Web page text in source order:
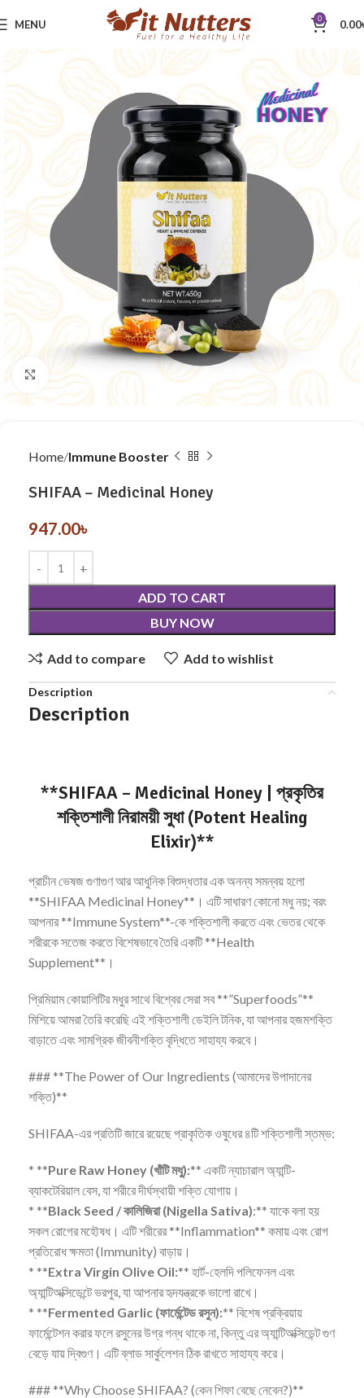
MENU 0 0.00
Click to enlarge
Home Immune Booster
SHIFAA – Medicinal Honey
947.00৳
ADD TO CART
BUY NOW
Add to compare Add to wishlist
Description
Description
**SHIFAA – Medicinal Honey | প্রকৃতির
শক্তিশালী নিরাময়ী সুধা (Potent Healing
Elixir)**
প্রাচীন ভেষজ গুণাগুণ আর আধুনিক বিশুদ্ধতার এক অনন্য সমন্বয় হলো
**SHIFAA Medicinal Honey**। এটি সাধারণ কোনো মধু নয়; বরং
আপনার **Immune System**-কে শক্তিশালী করতে এবং ভেতর থেকে
শরীরকে সতেজ করতে বিশেষভাবে তৈরি একটি **Health
Supplement**।
প্রিমিয়াম কোয়ালিটির মধুর সাথে বিশ্বের সেরা সব **”Superfoods”**
মিশিয়ে আমরা তৈরি করেছি এই শক্তিশালী ডেইলি টনিক, যা আপনার হজমশক্তি
বাড়াতে এবং সামগ্রিক জীবনীশক্তি বৃদ্ধিতে সাহায্য করবে।
### **The Power of Our Ingredients (আমাদের উপাদানের
শক্তি)**
SHIFAA-এর প্রতিটি জারে রয়েছে প্রাকৃতিক ওষুধের ৪টি শক্তিশালী স্তম্ভ:
* **Pure Raw Honey (খাঁটি মধু):** একটি ন্যাচারাল অ্যান্টি-
ব্যাকটেরিয়াল বেস, যা শরীরে দীর্ঘস্থায়ী শক্তি যোগায়।
* **Black Seed / কালিজিরা (Nigella Sativa):** যাকে বলা হয়
সকল রোগের মহৌষধ। এটি শরীরের **Inflammation** কমায় এবং রোগ
প্রতিরোধ ক্ষমতা (Immunity) বাড়ায়।
* **Extra Virgin Olive Oil:** হার্ট-হেলদি পলিফেনল এবং
অ্যান্টিঅক্সিডেন্টে ভরপুর, যা আপনার হৃদযন্ত্রকে ভালো রাখে।
* **Fermented Garlic (ফার্মেন্টেড রসুন):** বিশেষ প্রক্রিয়ায়
ফার্মেন্টেশন করার ফলে রসুনের উগ্র গন্ধ থাকে না, কিন্তু এর অ্যান্টিঅক্সিডেন্ট গুণ
বেড়ে যায় দ্বিগুণ। এটি ব্লাড সার্কুলেশন ঠিক রাখতে সাহায্য করে।
### **Why Choose SHIFAA? (কেন শিফা বেছে নেবেন?)**